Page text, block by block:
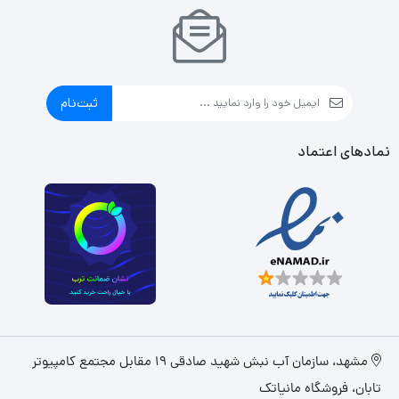
گوشی‌های هوشمند میان‌رده در این بازه قیمتی باشد. گوشی‌های
اکتیو هم به این شکل هستند که به دلیل محدودیت‌های برخی از
محصولات برای کشور ایران، در کشور‌های همسایه به‌صورت رسمی با
یک بار قرار گرفتن سیم‌کارت، اکتیو شده و پلمپ می‌شوند و باید
بدانید که این پروسه هیچ مشکلی در راستای گارانتی کالا به‌همراه
ثبت‌نام
نمادهای اعتماد
مشهد، سازمان آب نبش شهید صادقی 19 مقابل مجتمع کامپیوتر
تابان، فروشگاه مانیاتک